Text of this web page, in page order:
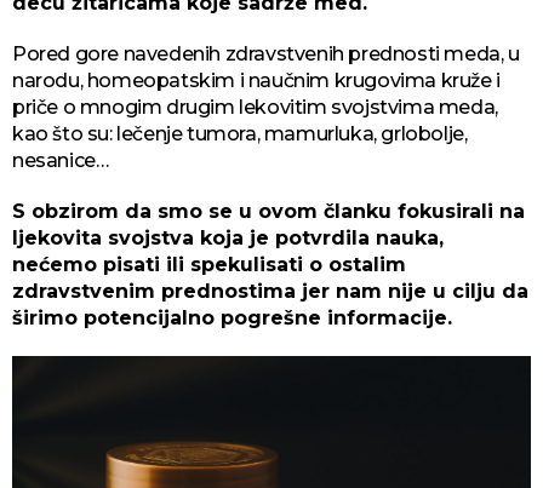
Pored gore navedenih zdravstvenih prednosti meda, u
narodu, homeopatskim i naučnim krugovima kruže i
priče o mnogim drugim lekovitim svojstvima meda,
kao što su: lečenje tumora, mamurluka, grlobolje,
nesanice…
S obzirom da smo se u ovom članku fokusirali na
ljekovita svojstva koja je potvrdila nauka,
nećemo pisati ili spekulisati o ostalim
zdravstvenim prednostima jer nam nije u cilju da
širimo potencijalno pogrešne informacije.